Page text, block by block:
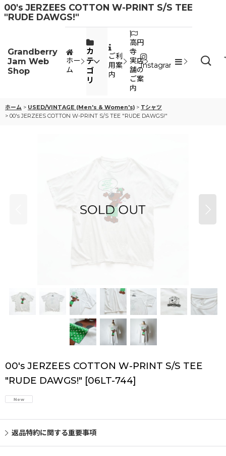
00's JERZEES COTTON W-PRINT S/S TEE
"RUDE DAWGS!"
Grandberry
Jam Web
Shop
ホー
ム
カ
テ
ゴ
リ
ご利
用案
内
高円
寺
実店
舗の
ご案
内
Instagram
ホーム > USED/VINTAGE (Men's & Women's) > Tシャツ
> 00's JERZEES COTTON W-PRINT S/S TEE "RUDE DAWGS!"
00's JERZEES COTTON W-PRINT S/S TEE
"RUDE DAWGS!" [06LT-744]
返品特約に関する重要事項